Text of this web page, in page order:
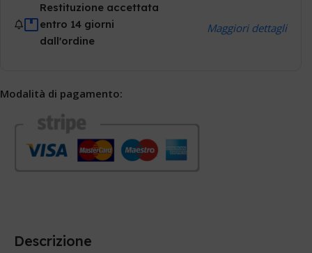
Restituzione accettata
entro 14 giorni
dall'ordine
Maggiori dettagli
Modalità di pagamento:
Descrizione